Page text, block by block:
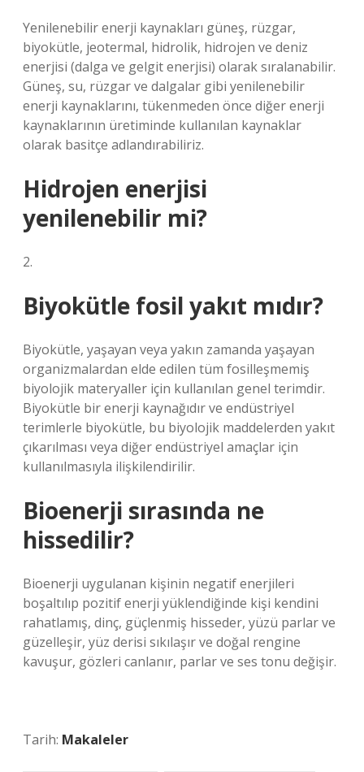
Yenilenebilir enerji kaynakları güneş, rüzgar,
biyokütle, jeotermal, hidrolik, hidrojen ve deniz
enerjisi (dalga ve gelgit enerjisi) olarak sıralanabilir.
Güneş, su, rüzgar ve dalgalar gibi yenilenebilir
enerji kaynaklarını, tükenmeden önce diğer enerji
kaynaklarının üretiminde kullanılan kaynaklar
olarak basitçe adlandırabiliriz.
Hidrojen enerjisi
yenilenebilir mi?
2.
Biyokütle fosil yakıt mıdır?
Biyokütle, yaşayan veya yakın zamanda yaşayan
organizmalardan elde edilen tüm fosilleşmemiş
biyolojik materyaller için kullanılan genel terimdir.
Biyokütle bir enerji kaynağıdır ve endüstriyel
terimlerle biyokütle, bu biyolojik maddelerden yakıt
çıkarılması veya diğer endüstriyel amaçlar için
kullanılmasıyla ilişkilendirilir.
Bioenerji sırasında ne
hissedilir?
Bioenerji uygulanan kişinin negatif enerjileri
boşaltılıp pozitif enerji yüklendiğinde kişi kendini
rahatlamış, dinç, güçlenmiş hisseder, yüzü parlar ve
güzelleşir, yüz derisi sıkılaşır ve doğal rengine
kavuşur, gözleri canlanır, parlar ve ses tonu değişir.
Tarih: Makaleler